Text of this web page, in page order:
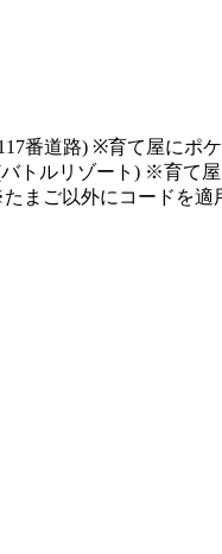
番道路) ※育て屋にポ
トルリゾート) ※育て
まご以外にコードを適